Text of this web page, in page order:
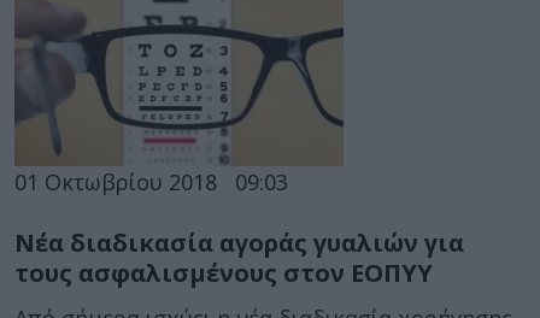
01 Οκτωβρίου 2018 09:03
Νέα διαδικασία αγοράς γυαλιών για
τους ασφαλισμένους στον ΕΟΠΥΥ